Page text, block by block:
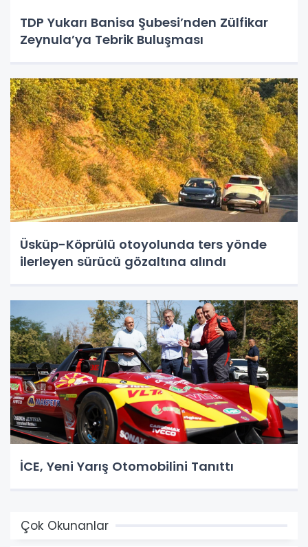
TDP Yukarı Banisa Şubesi’nden Zülfikar
Zeynula’ya Tebrik Buluşması
Üsküp-Köprülü otoyolunda ters yönde
ilerleyen sürücü gözaltına alındı
İCE, Yeni Yarış Otomobilini Tanıttı
Çok Okunanlar